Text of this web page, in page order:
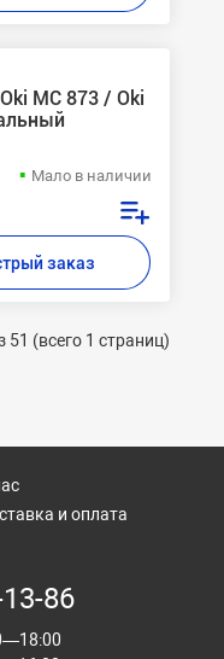
MC 873 / Oki
Мало в наличии
заказ
51 (всего 1 страниц)
и оплата
86